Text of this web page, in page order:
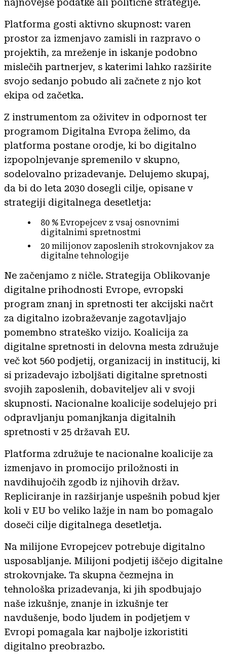
najnovejše podatke ali politične strategije.
Platforma gosti aktivno skupnost: varen
prostor za izmenjavo zamisli in razpravo o
projektih, za mreženje in iskanje podobno
mislečih partnerjev, s katerimi lahko razširite
svojo sedanjo pobudo ali začnete z njo kot
ekipa od začetka.
Z instrumentom za oživitev in odpornost ter
programom Digitalna Evropa želimo, da
platforma postane orodje, ki bo digitalno
izpopolnjevanje spremenilo v skupno,
sodelovalno prizadevanje. Delujemo skupaj,
da bi do leta 2030 dosegli cilje, opisane v
strategiji digitalnega desetletja:
80 % Evropejcev z vsaj osnovnimi
digitalnimi spretnostmi
20 milijonov zaposlenih strokovnjakov za
digitalne tehnologije
Ne začenjamo z ničle. Strategija Oblikovanje
digitalne prihodnosti Evrope, evropski
program znanj in spretnosti ter akcijski načrt
za digitalno izobraževanje zagotavljajo
pomembno strateško vizijo. Koalicija za
digitalne spretnosti in delovna mesta združuje
več kot 560 podjetij, organizacij in institucij, ki
si prizadevajo izboljšati digitalne spretnosti
svojih zaposlenih, dobaviteljev ali v svoji
skupnosti. Nacionalne koalicije sodelujejo pri
odpravljanju pomanjkanja digitalnih
spretnosti v 25 državah EU.
Platforma združuje te nacionalne koalicije za
izmenjavo in promocijo priložnosti in
navdihujočih zgodb iz njihovih držav.
Repliciranje in razširjanje uspešnih pobud kjer
koli v EU bo veliko lažje in nam bo pomagalo
doseči cilje digitalnega desetletja.
Na milijone Evropejcev potrebuje digitalno
usposabljanje. Milijoni podjetij iščejo digitalne
strokovnjake. Ta skupna čezmejna in
tehnološka prizadevanja, ki jih spodbujajo
naše izkušnje, znanje in izkušnje ter
navdušenje, bodo ljudem in podjetjem v
Evropi pomagala kar najbolje izkoristiti
digitalno preobrazbo.